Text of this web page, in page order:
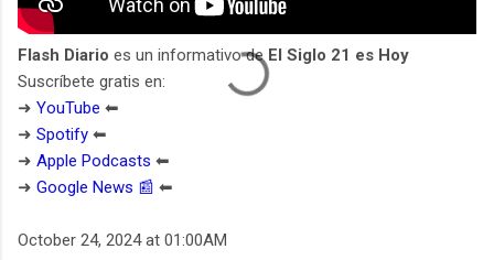
Flash Diario es un informativo de El Siglo 21 es Hoy
Suscríbete gratis en:
➜ YouTube ⬅︎
➜ Spotify ⬅︎
➜ Apple Podcasts ⬅︎
➜ Google News 📰 ⬅︎
October 24, 2024 at 01:00AM